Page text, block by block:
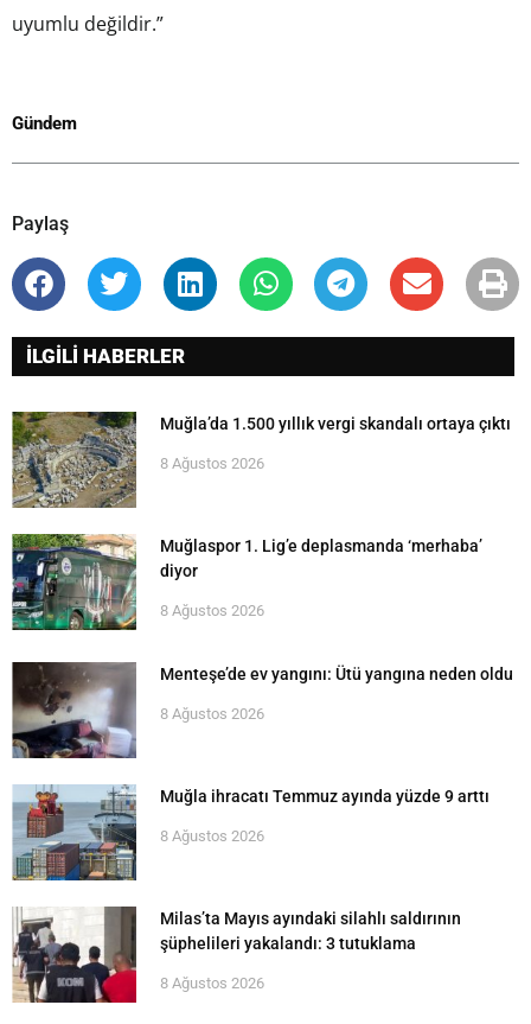
uyumlu değildir.”
Gündem
Paylaş
İLGİLİ HABERLER
Muğla’da 1.500 yıllık vergi skandalı ortaya çıktı
8 Ağustos 2026
Muğlaspor 1. Lig’e deplasmanda ‘merhaba’
diyor
8 Ağustos 2026
Menteşe’de ev yangını: Ütü yangına neden oldu
8 Ağustos 2026
Muğla ihracatı Temmuz ayında yüzde 9 arttı
8 Ağustos 2026
Milas’ta Mayıs ayındaki silahlı saldırının
şüphelileri yakalandı: 3 tutuklama
8 Ağustos 2026